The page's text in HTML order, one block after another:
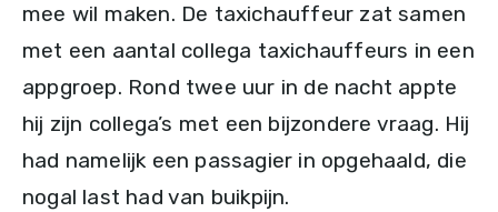
mee wil maken. De taxichauffeur zat samen
met een aantal collega taxichauffeurs in een
appgroep. Rond twee uur in de nacht appte
hij zijn collega’s met een bijzondere vraag. Hij
had namelijk een passagier in opgehaald, die
nogal last had van buikpijn.